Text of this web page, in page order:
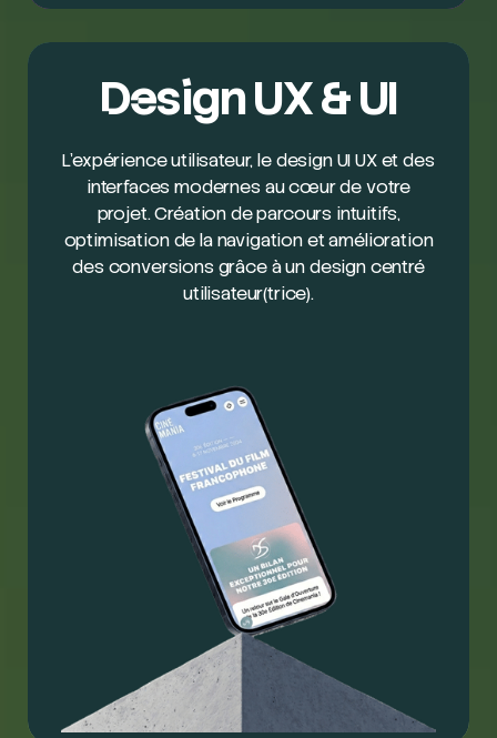
Design UX & UI
L’expérience utilisateur, le design UI UX et des
interfaces modernes au cœur de votre
projet. Création de parcours intuitifs,
optimisation de la navigation et amélioration
des conversions grâce à un design centré
utilisateur(trice).